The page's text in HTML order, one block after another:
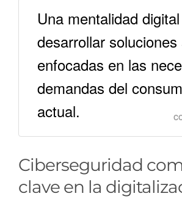
Una mentalidad
desarrollar
enfocadas en las
demandas del
actual.
Ciberseguridad
clave en la